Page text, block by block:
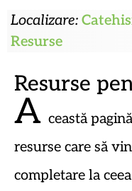
Localizare:
Resurse
Resurse
A ceastă
resurse care să
completare la